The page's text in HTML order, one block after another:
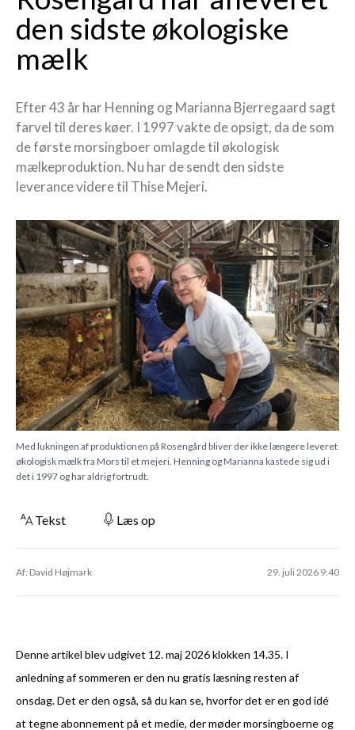
den sidste økologiske
mælk
Efter 43 år har Henning og Marianna Bjerregaard sagt
farvel til deres køer. I 1997 vakte de opsigt, da de som
de første morsingboer omlagde til økologisk
mælkeproduktion. Nu har de sendt den sidste
leverance videre til Thise Mejeri.
Med lukningen af produktionen på Rosengård bliver der ikke længere leveret
økologisk mælk fra Mors til et mejeri. Henning og Marianna kastede sig ud i
det i 1997 og har aldrig fortrudt.
Tekst Læs op
Af: David Højmark 29. juli 2026 9:40
Denne artikel blev udgivet 12. maj 2026 klokken 14.35. I
anledning af sommeren er den nu gratis læsning resten af
onsdag. Det er den også, så du kan se, hvorfor det er en god idé
at tegne abonnement på et medie, der møder morsingboerne og